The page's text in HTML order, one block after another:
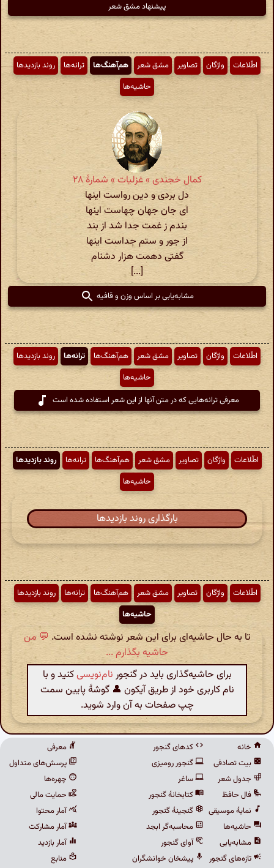
پیشنهاد مشق شعر
اطّلاعات واژگان تصاویر مشق شعر هم‌آهنگ‌ها ترانه‌ها
روند بازدیدها
حاشیه‌ها
کمال خجندی » غزلیات » شمارهٔ ۲۸
دل بردی و دین رواست اینها
ای جان جهان چهاست اینها
بندم ز غمت جدا شد از بند
از جور و ستم جداست اینها
گفتی دهمت هزار دشنام
[...]
مشابه‌یابی بر اساس وزن و قافیه
اطّلاعات واژگان تصاویر مشق شعر هم‌آهنگ‌ها ترانه‌ها
روند بازدیدها
حاشیه‌ها
معرفی ترانه‌هایی که در متن آنها از این شعر استفاده شده است
اطّلاعات واژگان تصاویر مشق شعر هم‌آهنگ‌ها ترانه‌ها
روند بازدیدها
حاشیه‌ها
بارگذاری روند بازدیدها
اطّلاعات واژگان تصاویر مشق شعر هم‌آهنگ‌ها ترانه‌ها
روند بازدیدها
حاشیه‌ها
تا به حال حاشیه‌ای برای این شعر نوشته نشده است. 💬 من
حاشیه بگذارم ...
برای حاشیه‌گذاری باید در گنجور نام‌نویسیکنید و با
نام کاربری خود از طریق آیکون 👤 گوشهٔ پایین سمت
چپ صفحات به آن وارد شوید.
خانه
بیت تصادفی
جدول شعر
فال حافظ
نمایهٔ موسیقی
حاشیه‌ها
مشابه‌یابی
تازه‌های گنجور
کدهای گنجور
گنجور رومیزی
ساغر
کتابخانهٔ گنجور
گنجینهٔ گنجور
محاسبه‌گر ابجد
آوای گنجور
پیشخان خوانشگران
معرفی
پرسش‌های متداول
چهره‌ها
حمایت مالی
آمار محتوا
آمار مشارکت
آمار بازدید
منابع